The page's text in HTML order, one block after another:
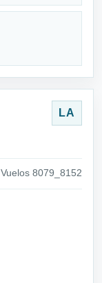
LA
Vuelos 8079_8152